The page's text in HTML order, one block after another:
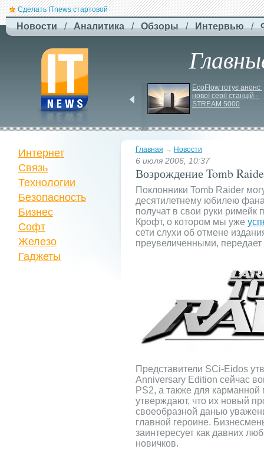
Сделать ITnews стартовой
Новости / Аналитика / Обзоры / Интервью /
виробництво ракет для
Patriot
EcoFlow готує анонс
нової серії станцій -
STREAM 5000
Главная → Новости
6 июля 2006, 10:37
Возрождение Tomb
Поклонники Tomb Raider
десятилетнему юбилею
получат в свои руки
Крофт, о котором мы уже
сети слухи об отмене
преувеличенными, передает
Представители SCi-Eidos
Anniversary Edition сейчас
PS2, а также для
утверждают, что их новый
своеобразной данью
главной героине.
заинтересует как давних
новичков.
Интернет
Связь
Технологии
Безопасность
Бизнес
Софт
Железо
Гаджеты